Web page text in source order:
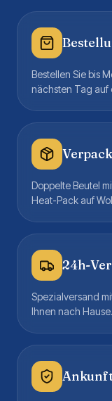
Bestellen Sie bis
nächsten Tag auf
Doppelte Beutel
Heat-Pack auf
24h-
Spezialversand
Ihnen nach Hause.